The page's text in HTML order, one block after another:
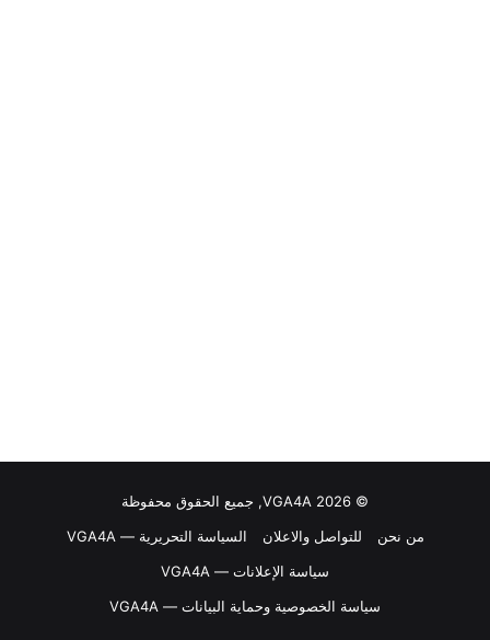
© VGA4A 2026, جميع الحقوق محفوظة
من نحن
للتواصل والاعلان
السياسة التحريرية — VGA4A
سياسة الإعلانات — VGA4A
سياسة الخصوصية وحماية البيانات — VGA4A